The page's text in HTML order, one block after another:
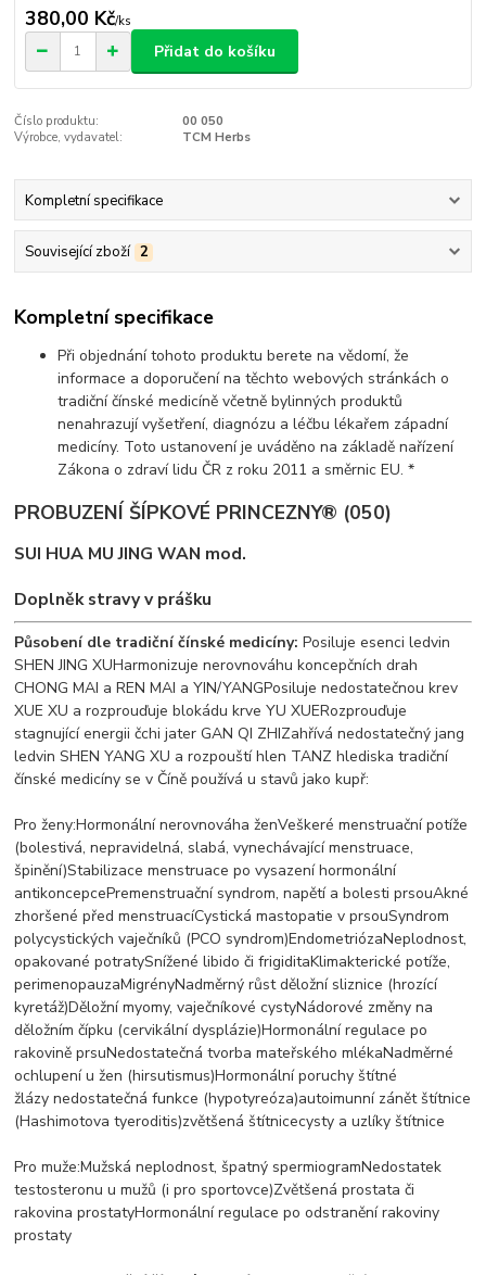
380,00 Kč/ks
Přidat do košíku
Číslo produktu:
00 050
Výrobce, vydavatel:
TCM Herbs
Kompletní specifikace
Související zboží 2
Kompletní specifikace
Při objednání tohoto produktu berete na vědomí, že
informace a doporučení na těchto webových stránkách o
tradiční čínské medicíně včetně bylinných produktů
nenahrazují vyšetření, diagnózu a léčbu lékařem západní
medicíny. Toto ustanovení je uváděno na základě nařízení
Zákona o zdraví lidu ČR z roku 2011 a směrnic EU. *
PROBUZENÍ ŠÍPKOVÉ PRINCEZNY® (050)
SUI HUA MU JING WAN mod.
Doplněk stravy v prášku
Působení dle tradiční čínské medicíny:Posiluje esenci ledvin
SHEN JING XUHarmonizuje nerovnováhu koncepčních drah
CHONG MAI a REN MAI a YIN/YANGPosiluje nedostatečnou krev
XUE XU a rozprouďuje blokádu krve YU XUERozprouďuje
stagnující energii čchi jater GAN QI ZHIZahřívá nedostatečný jang
ledvin SHEN YANG XU a rozpouští hlen TANZ hlediska tradiční
čínské medicíny se v Číně používá u stavů jako kupř:
Pro ženy:Hormonální nerovnováha ženVeškeré menstruační potíže
(bolestivá, nepravidelná, slabá, vynechávající menstruace,
špinění)Stabilizace menstruace po vysazení hormonální
antikoncepcePremenstruační syndrom, napětí a bolesti prsouAkné
zhoršené před menstruacíCystická mastopatie v prsouSyndrom
polycystických vaječníků (PCO syndrom)EndometriózaNeplodnost,
opakované potratySnížené libido či frigiditaKlimakterické potíže,
perimenopauzaMigrényNadměrný růst děložní sliznice (hrozící
kyretáž)Děložní myomy, vaječníkové cystyNádorové změny na
děložním čípku (cervikální dysplázie)Hormonální regulace po
rakovině prsuNedostatečná tvorba mateřského mlékaNadměrné
ochlupení u žen (hirsutismus)Hormonální poruchy štítné
žlázy nedostatečná funkce (hypotyreóza)autoimunní zánět štítnice
(Hashimotova tyeroditis)zvětšená štítnicecysty a uzlíky štítnice
Pro muže:Mužská neplodnost, špatný spermiogramNedostatek
testosteronu u mužů (i pro sportovce)Zvětšená prostata či
rakovina prostatyHormonální regulace po odstranění rakoviny
prostaty